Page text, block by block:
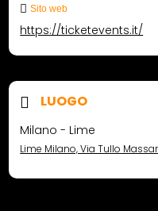
Sito web
https://ticketevents.it/
LUOGO
Milano - Lime
Lime Milano, Via Tullo